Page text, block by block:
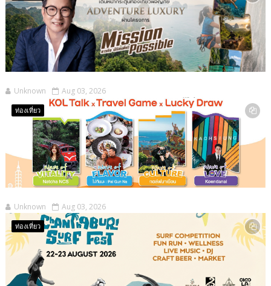
Unknown Aug 03, 2026
ท่องเที่ยว
Unknown Aug 03, 2026
ท่องเที่ยว